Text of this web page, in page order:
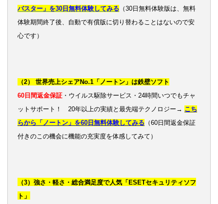
バスター」を30日無料体験してみる （30日無料体験版は、無料
体験期間終了後、自動で有償版に切り替わることはないので安
心です）
（2） 世界売上シェアNo.1「ノートン」は鉄壁ソフト
60日間返金保証 ・ウイルス駆除サービス・24時間いつでもチャ
ットサポート！ 20年以上の実績と最先端テクノロジー→ こち
らから「ノートン」を60日無料体験してみる （60日間返金保証
付きのこの機会に機能の充実度を体感してみて）
（3）強さ・軽さ・総合満足度で人気「ESETセキュリティソフ
ト」